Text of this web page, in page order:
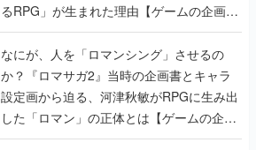
るRPG」が生まれた理由【ゲームの企画
書】
なにが、人を「ロマンシング」させるの
か？『ロマサガ2』当時の企画書とキャラ
設定画から迫る、河津秋敏がRPGに生み出
した「ロマン」の正体とは【ゲームの企画
書】